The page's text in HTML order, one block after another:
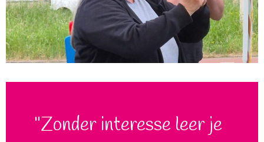
"Zonder interesse leer je